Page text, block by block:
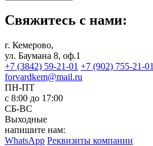
Свяжитесь с нами:
г. Кемерово,
ул. Баумана 8, оф.1
+7 (3842) 59-21-01 +7 (902) 755-21-01
forvardkem@mail.ru
ПН-ПТ
с 8:00 до 17:00
СБ-ВС
Выходные
напишите нам:
WhatsApp Реквизиты компании